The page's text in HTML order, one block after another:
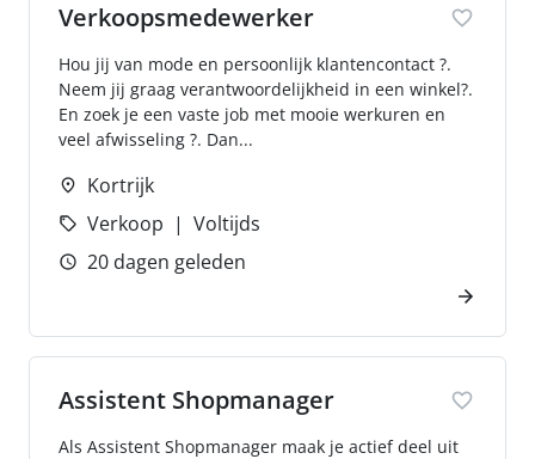
Verkoopsmedewerker
Hou jij van mode en persoonlijk klantencontact ?.
Neem jij graag verantwoordelijkheid in een winkel?.
En zoek je een vaste job met mooie werkuren en
veel afwisseling ?. Dan...
Kortrijk
Verkoop
Voltijds
20 dagen geleden
Assistent Shopmanager
Als Assistent Shopmanager maak je actief deel uit